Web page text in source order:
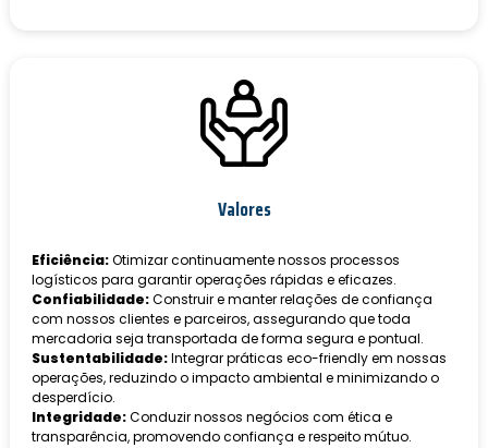
Valores
Eficiência:Otimizar continuamente nossos processos
logísticos para garantir operações rápidas e eficazes.
Confiabilidade:Construir e manter relações de confiança
com nossos clientes e parceiros, assegurando que toda
mercadoria seja transportada de forma segura e pontual.
Sustentabilidade:Integrar práticas eco-friendly em nossas
operações, reduzindo o impacto ambiental e minimizando o
desperdício.
Integridade:Conduzir nossos negócios com ética e
transparência, promovendo confiança e respeito mútuo.